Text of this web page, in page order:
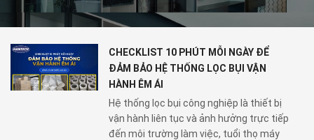
CHECKLIST 10 PHÚT MỖI NGÀY ĐỂ
ĐẢM BẢO HỆ THỐNG LỌC BỤI VẬN
HÀNH ÊM ÁI
Hệ thống lọc bụi công nghiệp là thiết bị
vận hành liên tục và ảnh hưởng trực tiếp
đến môi trường làm việc, tuổi thọ máy